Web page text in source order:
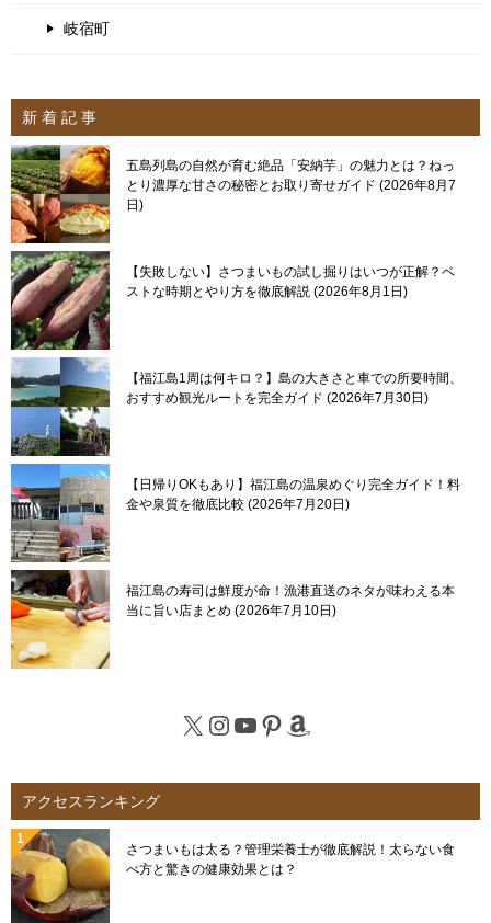
岐宿町
新 着 記 事
五島列島の自然が育む絶品「安納芋」の魅力とは？ねっ
とり濃厚な甘さの秘密とお取り寄せガイド 2026年8月7
日
【失敗しない】さつまいもの試し掘りはいつが正解？ベ
ストな時期とやり方を徹底解説 2026年8月1日
【福江島1周は何キロ？】島の大きさと車での所要時間、
おすすめ観光ルートを完全ガイド 2026年7月30日
【日帰りOKもあり】福江島の温泉めぐり完全ガイド！料
金や泉質を徹底比較 2026年7月20日
福江島の寿司は鮮度が命！漁港直送のネタが味わえる本
当に旨い店まとめ 2026年7月10日
X Instagram
YouTube
Pinterest
Amazon
アクセスランキング
さつまいもは太る？管理栄養士が徹底解説！太らない食
べ方と驚きの健康効果とは？